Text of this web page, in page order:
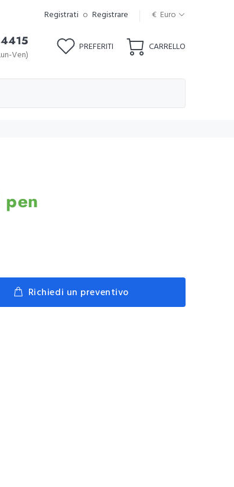
Registrati o Registrare € Euro
Ven)
PREFERITI CARRELLO
pen
Richiedi un preventivo